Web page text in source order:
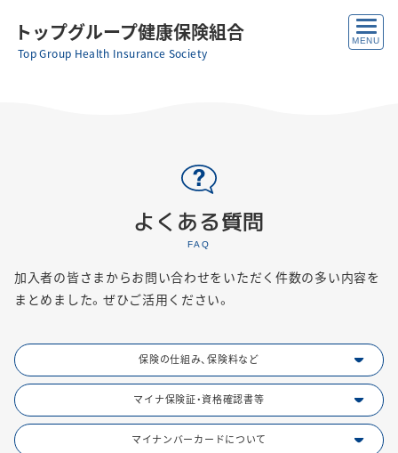
トップグループ健康保険組合
Top Group Health Insurance Society
よくある質問
FAQ
加入者の皆さまからお問い合わせをいただく件数の多い内容を
まとめました。ぜひご活用ください。
保険の仕組み、保険料など
マイナ保険証・資格確認書等
マイナンバーカードについて